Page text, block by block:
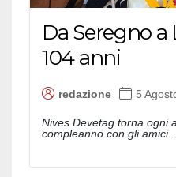
Da Seregno
104 anni
redazione 5
Nives Devetag torna ogni
compleanno con gli amici...